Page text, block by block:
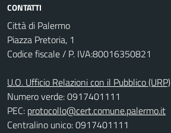
CONTATTI
Città di Palermo
Piazza Pretoria, 1
Codice fiscale / P. IVA:80016350821
U.O. Ufficio Relazioni con il Pubblico (URP)
Numero verde: 0917401111
PEC: protocollo@cert.comune.palermo.it
Centralino unico: 0917401111